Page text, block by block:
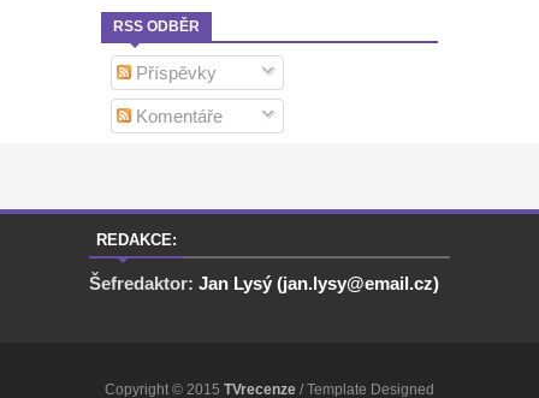
RSS ODBĚR
Příspěvky
Komentáře
REDAKCE:
Šefredaktor: Jan Lysý (jan.lysy@email.cz)
Copyright © 2015 TVrecenze / Template Designed